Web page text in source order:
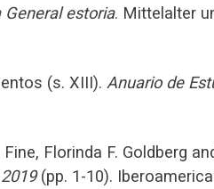
estoria. Mittelalter
(s. XIII). Anuario de
Florinda F. Goldberg
(pp. 1-10).